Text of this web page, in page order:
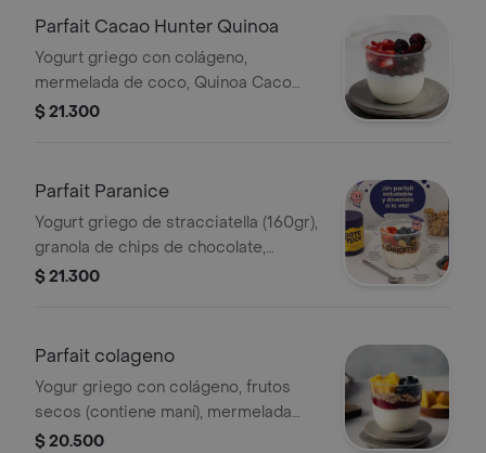
Parfait Cacao Hunter Quinoa
Yogurt griego con colágeno,
mermelada de coco, Quinoa Caco
Hunters, Fresa y mora.
$ 21.300
Parfait Paranice
Yogurt griego de stracciatella (160gr),
granola de chips de chocolate,
esparcible a base de almendras y
$ 21.300
Parfait colageno
Yogur griego con colágeno, frutos
secos (contiene maní), mermelada
light de frutos rojos con arándanos y
$ 20.500